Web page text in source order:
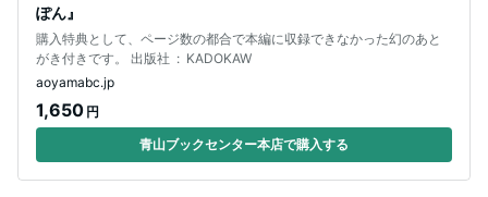
ぽん』
購入特典として、ページ数の都合で本編に収録できなかった幻のあと
がき付きです。 出版社 ‏ : ‎ KADOKAW
aoyamabc.jp
1,650 円
青山ブックセンター本店で購入する